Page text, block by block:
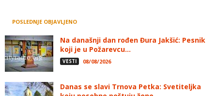
POSLEDNJE OBJAVLJENO
Na današnji dan rođen Đura Jakšić: Pesnik
koji je u Požarevcu...
VESTI 08/08/2026
Danas se slavi Trnova Petka: Svetiteljka